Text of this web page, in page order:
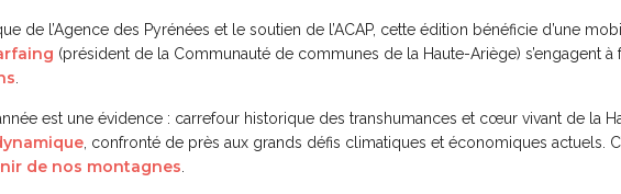
de l’Agence des Pyrénées et le soutien de l’ACAP, cette édition bénéficie d’une
(président de la Communauté de communes de la Haute-Ariège) s’engagent à
est une évidence : carrefour historique des transhumances et cœur vivant de la
, confronté de près aux grands défis climatiques et économiques actuels.
de nos montagnes